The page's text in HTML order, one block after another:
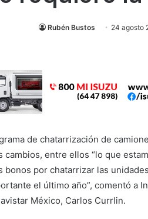
Rubén Bustos 24 agosto
de chatarrización de
cambios, entre ellos “lo que
bonos por chatarrizar las
el último año”, comentó a
México, Carlos Currlin.